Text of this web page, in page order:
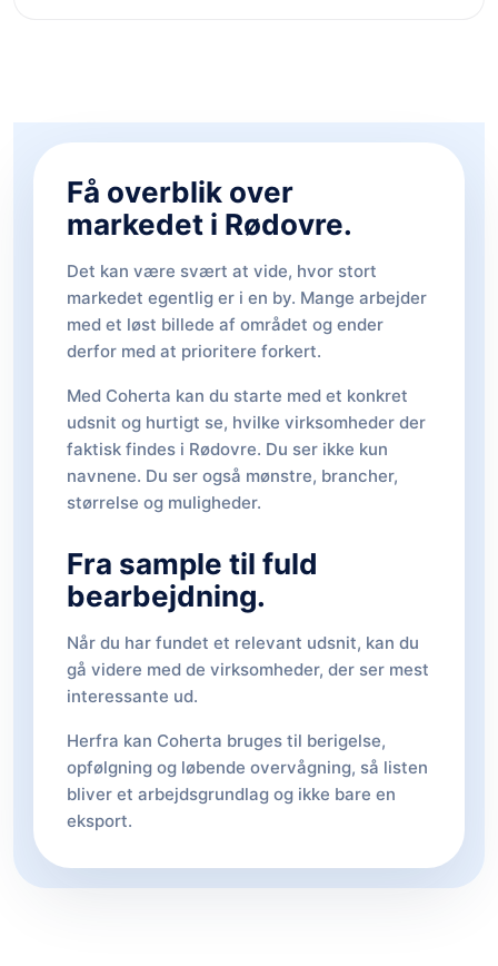
Få overblik over
markedet i Rødovre.
Det kan være svært at vide, hvor stort
markedet egentlig er i en by. Mange arbejder
med et løst billede af området og ender
derfor med at prioritere forkert.
Med Coherta kan du starte med et konkret
udsnit og hurtigt se, hvilke virksomheder der
faktisk findes i Rødovre. Du ser ikke kun
navnene. Du ser også mønstre, brancher,
størrelse og muligheder.
Fra sample til fuld
bearbejdning.
Når du har fundet et relevant udsnit, kan du
gå videre med de virksomheder, der ser mest
interessante ud.
Herfra kan Coherta bruges til berigelse,
opfølgning og løbende overvågning, så listen
bliver et arbejdsgrundlag og ikke bare en
eksport.